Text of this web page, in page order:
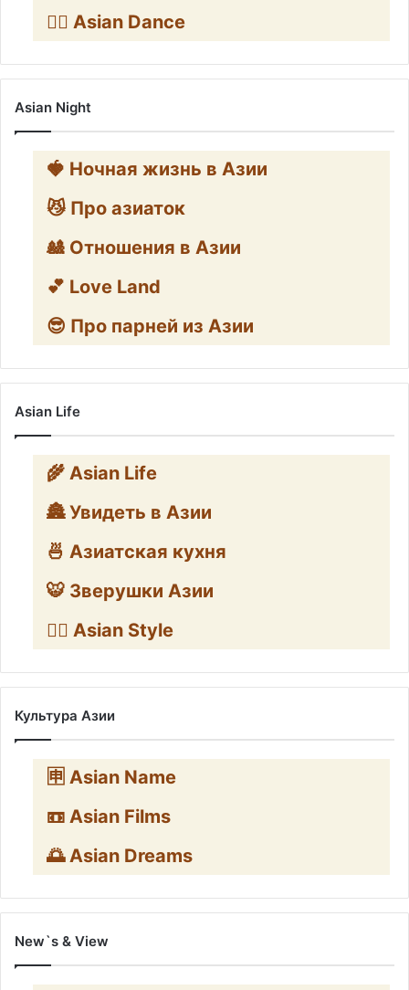
👯‍♀️ Asian Dance
Asian Night
🍓 Ночная жизнь в Азии
😼 Про азиаток
🎎 Отношения в Азии
💕 Love Land
😎 Про парней из Азии
Asian Life
🌾 Asian Life
🏯 Увидеть в Азии
🍜 Азиатская кухня
🐯 Зверушки Азии
🧛‍♂️ Asian Style
Культура Азии
🈸 Asian Name
📼 Asian Films
🌅 Asian Dreams
New`s & View